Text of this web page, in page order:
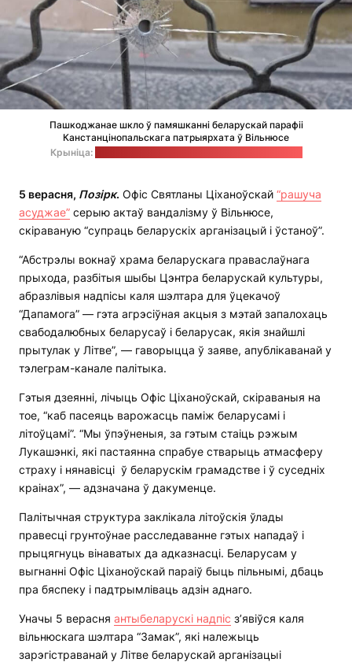
Пашкоджанае шкло ў памяшканні беларускай парафіі
Канстанцінопальскага патрыярхата ў Вільнюсе
Крыніца:
5 верасня, Позірк. Офіс Святланы Ціханоўскай “рашуча
асуджае” серыю актаў вандалізму ў Вільнюсе,
скіраваную “супраць беларускіх арганізацый і ўстаноў”.
“Абстрэлы вокнаў храма беларускага праваслаўнага
прыхода, разбітыя шыбы Цэнтра беларускай культуры,
абразлівыя надпісы каля шэлтара для ўцекачоў
“Дапамога” — гэта агрэсіўная акцыя з мэтай запалохаць
свабодалюбных беларусаў і беларусак, якія знайшлі
прытулак у Літве”, — гаворыцца ў заяве, апублікаванай у
тэлеграм-канале палітыка.
Гэтыя дзеянні, лічыць Офіс Ціханоўскай, скіраваныя на
тое, “каб пасеяць варожасць паміж беларусамі і
літоўцамі”. “Мы ўпэўненыя, за гэтым стаіць рэжым
Лукашэнкі, які пастаянна спрабуе стварыць атмасферу
страху і нянавісці ў беларускім грамадстве і ў суседніх
краінах”, — адзначана ў дакуменце.
Палітычная структура заклікала літоўскія ўлады
правесці грунтоўнае расследаванне гэтых нападаў і
прыцягнуць вінаватых да адказнасці. Беларусам у
выгнанні Офіс Ціханоўскай параіў быць пільнымі, дбаць
пра бяспеку і падтрымліваць адзін аднаго.
Уначы 5 верасня антыбеларускі надпіс з’явіўся каля
вільнюскага шэлтара “Замак”, які належыць
зарэгістраванай у Літве беларускай арганізацыі